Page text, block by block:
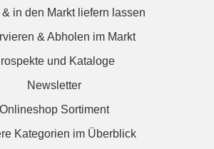
& in den Markt liefern lassen
& Abholen im Markt
und Kataloge
Newsletter
Onlineshop Sortiment
Kategorien im Überblick